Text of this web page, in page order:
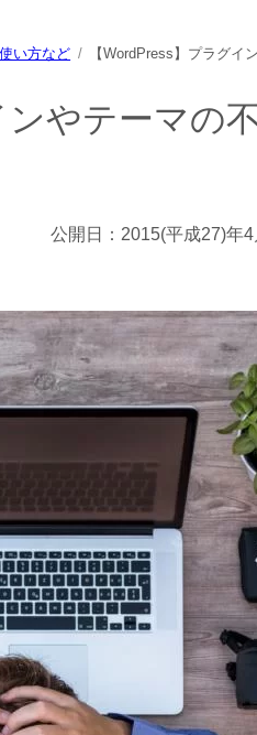
使い方など 【WordPress】プラグイ
ンやテーマの
公開日： 2015(平成27)年4